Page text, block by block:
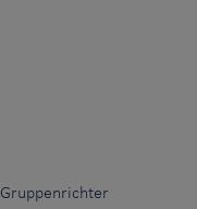
Gruppenrichter